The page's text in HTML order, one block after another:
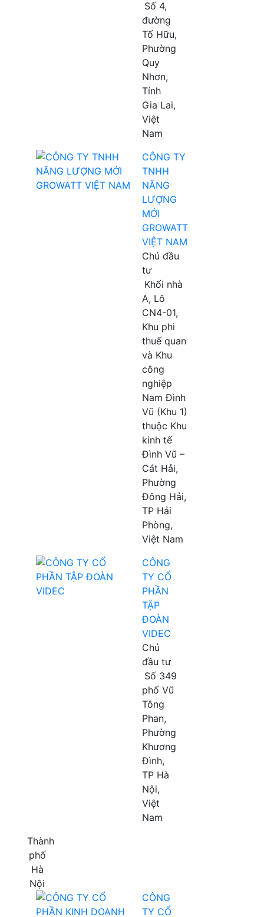
Số 4,
đường
Tố Hữu,
Phường
Quy
Nhơn,
Tỉnh
Gia Lai,
Việt
Nam
CÔNG TY
TNHH
NĂNG
LƯỢNG
MỚI
GROWATT
VIỆT NAM
Chủ đầu
tư
Khối nhà
A, Lô
CN4-01,
Khu phi
thuế quan
và Khu
công
nghiệp
Nam Đình
Vũ (Khu 1)
thuộc Khu
kinh tế
Đình Vũ –
Cát Hải,
Phường
Đông Hải,
TP Hải
Phòng,
Việt Nam
CÔNG
TY CỔ
PHẦN
TẬP
ĐOÀN
VIDEC
Chủ
đầu tư
Số 349
phố Vũ
Tông
Phan,
Phường
Khương
Đình,
TP Hà
Nội,
Việt
Nam
Thành
phố
Hà
Nội
CÔNG
TY CỔ